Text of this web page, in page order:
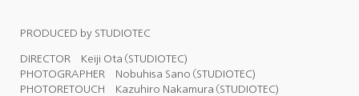
PRODUCED by STUDIOTEC
DIRECTOR Keiji Ota（STUDIOTEC)
PHOTOGRAPHER Nobuhisa Sano（STUDIOTEC)
PHOTORETOUCH Kazuhiro Nakamura（STUDIOTEC)